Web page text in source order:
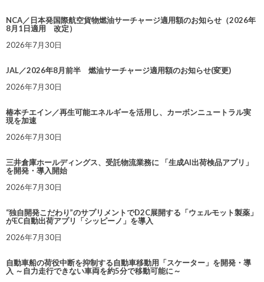
NCA／日本発国際航空貨物燃油サーチャージ適用額のお知らせ（2026年
8月1日適用 改定）
2026年7月30日
JAL／2026年8月前半 燃油サーチャージ適用額のお知らせ(変更)
2026年7月30日
椿本チエイン／再生可能エネルギーを活用し、カーボンニュートラル実
現を加速
2026年7月30日
三井倉庫ホールディングス、受託物流業務に 「生成AI出荷検品アプリ」
を開発・導入開始
2026年7月30日
“独自開発こだわり”のサプリメントでD2C展開する「ウェルモット製薬」
がEC自動出荷アプリ「シッピーノ」を導入
2026年7月30日
自動車船の荷役中断を抑制する自動車移動用「スケーター」を開発・導
入 ～自力走行できない車両を約5分で移動可能に～